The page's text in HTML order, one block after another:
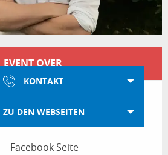
Kontaktdaten
EVENT OVER
KONTAKT
ZU DEN WEBSEITEN
Facebook Seite